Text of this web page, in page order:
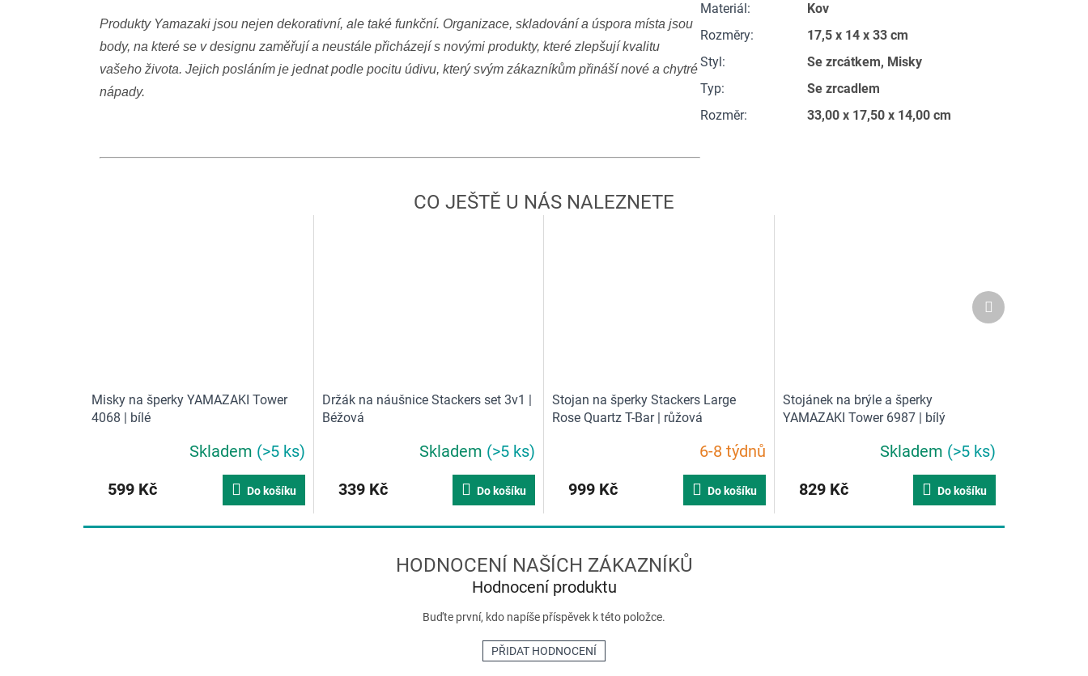
Produkty Yamazaki jsou nejen dekorativní, ale také funkční. Organizace, skladování a úspora místa jsou
body, na které se v designu zaměřují a neustále přicházejí s novými produkty, které zlepšují kvalitu
vašeho života. Jejich posláním je jednat podle pocitu údivu, který svým zákazníkům přináší nové a chytré
nápady.
Materiál :
Kov
Rozměry:
17,5 x 14 x 33 cm
Styl :
Se zrcátkem, Misky
Typ:
Se zrcadlem
Rozměr: 33,00 x 17,50 x 14,00 cm
Misky na šperky YAMAZAKI Tower
4068 | bílé
Skladem (>5 ks)
599 Kč
Do košíku
Držák na náušnice Stackers set 3v1 |
Béžová
Skladem (>5 ks)
339 Kč
Do košíku
Stojan na šperky Stackers Large
Rose Quartz T-Bar | růžová
6-8 týdnů
999 Kč
Do košíku
Stojánek na brýle a šperky
YAMAZAKI Tower 6987 | bílý
Skladem (>5 ks)
829 Kč
Do košíku
Další
produkt
Hodnocení produktu
Buďte první, kdo napíše příspěvek k této položce.
PŘIDAT HODNOCENÍ